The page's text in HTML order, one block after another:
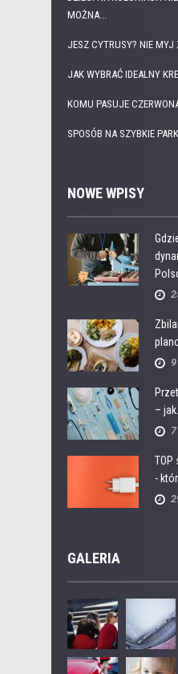
MOŻNA...
JESZ CYTRUSY? NIE MYJ
JAK WYBRAĆ IDEALNY
KOMU PASUJE
SPOSÓB NA SZYBKIE
NOWE WPISY
– jak...
TOP
-
GALERIA